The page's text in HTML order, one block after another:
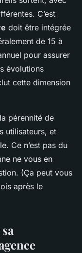
C’est
doit être intégrée
de 15 à
pour assurer
évolutions
cette dimension
pérennité de
utilisateurs, et
Ce n’est pas du
ne vous en
(Ça peut vous
après le